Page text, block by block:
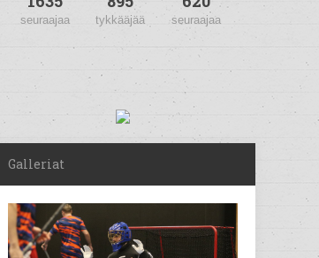
seuraajaa tykkääjää seuraajaa
Galleriat